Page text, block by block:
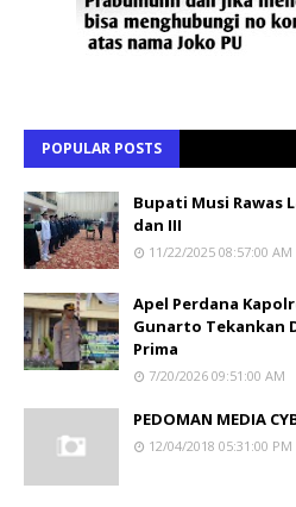
POPULAR POSTS
Bupati Musi Rawas
dan III
11/22/2025 08:57:00 AM
Apel Perdana
Gunarto Tekankan
Prima
7/20/2026 09:51:00 AM
PEDOMAN MEDIA
12/04/2018 05:31:00 PM